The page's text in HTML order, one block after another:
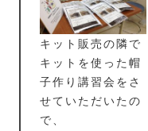
キット販売の隣で
キットを使った帽
子作り講習会をさ
せていただいたの
で、